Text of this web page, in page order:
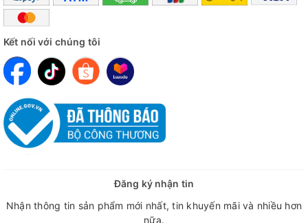
Kết nối với chúng tôi
Đăng ký nhận tin
Nhận thông tin sản phẩm mới nhất, tin khuyến mãi và nhiều hơn
nữa.